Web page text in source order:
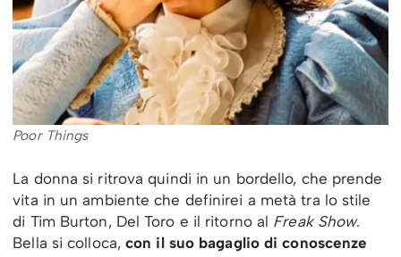
Poor Things
La donna si ritrova quindi in un bordello, che prende
vita in un ambiente che definirei a metà tra lo stile
di Tim Burton, Del Toro e il ritorno al Freak Show.
Bella si colloca,con il suo bagaglio di conoscenze